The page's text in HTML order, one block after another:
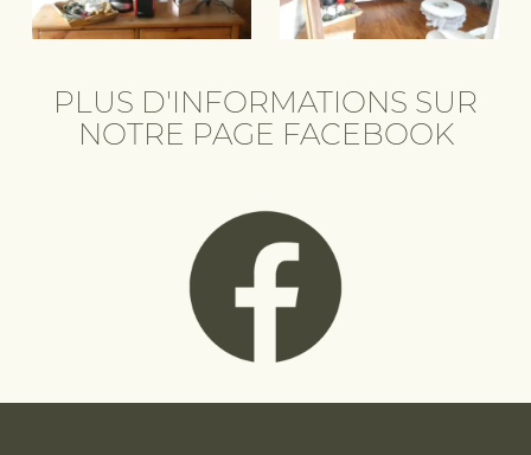
PLUS D'INFORMATIONS SUR
NOTRE PAGE FACEBOOK